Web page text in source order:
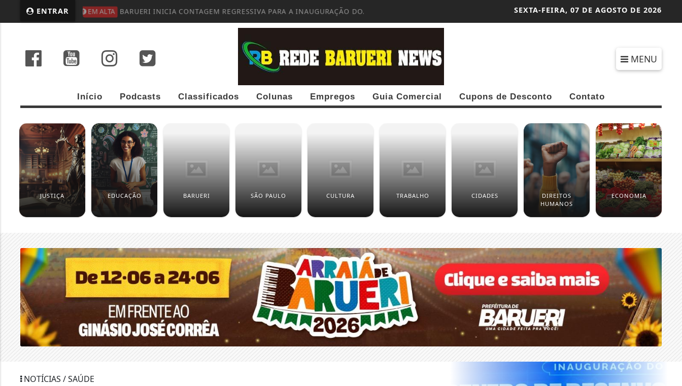
ENTRAR EM ALTA BARUERI INICIA CONTAGEM REGRESSIVA PARA A INAUGURAÇÃO DO... SEXTA-FEIRA, 07 DE AGOSTO DE 2026
MENU
Início Podcasts Classificados Colunas Empregos Guia Comercial Cupons de Desconto Contato
JUSTIÇA EDUCAÇÃO BARUERI SÃO PAULO CULTURA TRABALHO CIDADES
DIREITOS
HUMANOS
ECONOMIA
NOTÍCIAS / SAÚDE